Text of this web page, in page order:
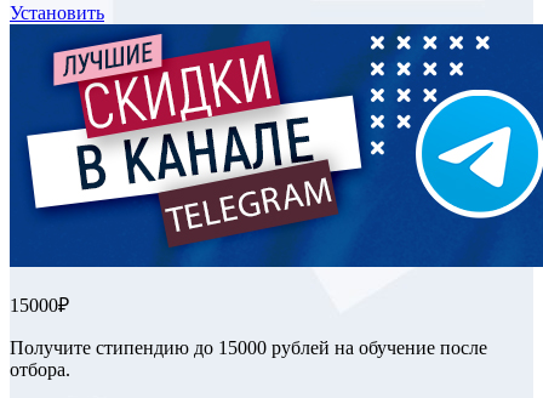
Установить
15000₽
Получите стипендию до 15000 рублей на обучение после
отбора.